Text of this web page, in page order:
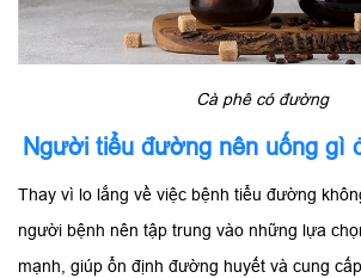
Cà phê có đường
Người tiểu đường nên uống gì
Thay vì lo lắng về việc bệnh tiểu đường
người bệnh nên tập trung vào những lựa
mạnh, giúp ổn định đường huyết và cung